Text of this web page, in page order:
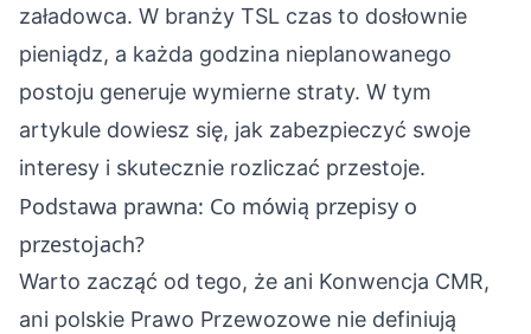
załadowca. W branży TSL czas to dosłownie
pieniądz, a każda godzina nieplanowanego
postoju generuje wymierne straty. W tym
artykule dowiesz się, jak zabezpieczyć swoje
interesy i skutecznie rozliczać przestoje.
Podstawa prawna: Co mówią przepisy o
przestojach?
Warto zacząć od tego, że ani Konwencja CMR,
ani polskie Prawo Przewozowe nie definiują